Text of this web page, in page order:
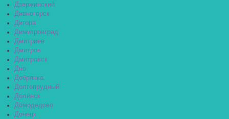
Дзержинский
Дивногорск
Дигора
Димитровград
Дмитриев
Дмитров
Дмитровск
Дно
Добрянка
Долгопрудный
Долинск
Домодедово
Донецк